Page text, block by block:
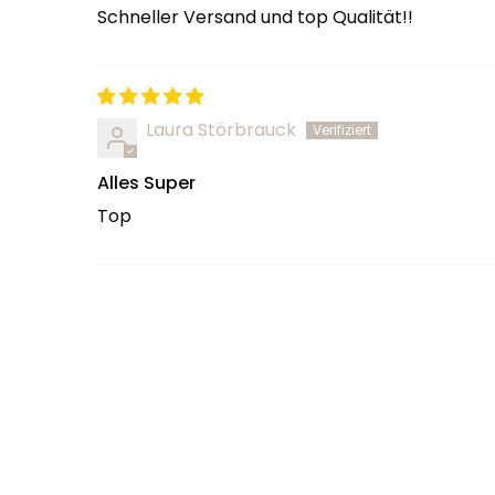
Schneller Versand und top Qualität!!
Laura Störbrauck
Alles Super
Top